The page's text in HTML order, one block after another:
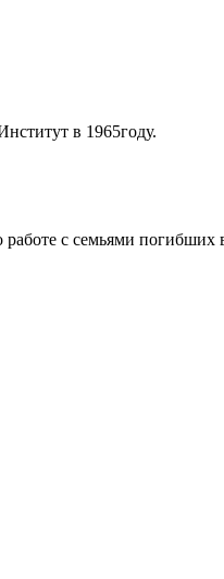
в 1965году.
с семьями погибших